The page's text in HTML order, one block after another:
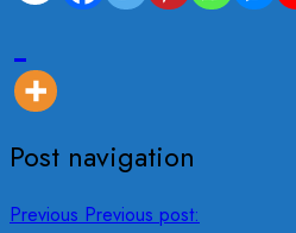
Post navigation
Previous Previous post: